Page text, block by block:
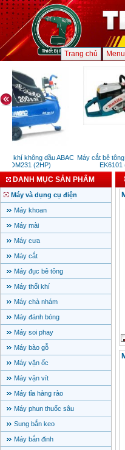
Trang chủ Menu
khí không dầu ABAC
OM231 (2HP)
Máy cắt bê tông
EK6101
DANH MỤC SẢN PHẨM
Máy và dụng cụ điện
Máy khoan
Máy mài
Máy cưa
Máy cắt
Máy đục bê tông
Máy thổi khí
Máy chà nhám
Máy đánh bóng
Máy soi phay
Máy bào gỗ
Máy vặn ốc
Máy vặn vít
Máy tỉa hàng rào
Máy phun thuốc sâu
Sung bắn keo
Máy bắn đinh